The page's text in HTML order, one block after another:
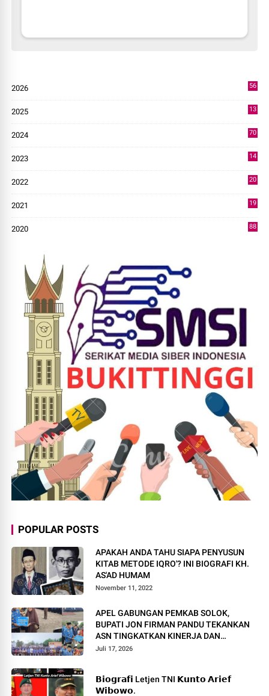
2026
56
2025
13
2024
70
2023
14
2022
20
2021
19
2020
88
POPULAR POSTS
APAKAH ANDA TAHU SIAPA PENYUSUN
KITAB METODE IQRO'? INI BIOGRAFI KH.
AS'AD HUMAM
November 11, 2022
APEL GABUNGAN PEMKAB SOLOK,
BUPATI JON FIRMAN PANDU TEKANKAN
ASN TINGKATKAN KINERJA DAN
PELAYANAN MASYARAKAT.
Juli 17, 2026
𝗕𝗶𝗼𝗴𝗿𝗮𝗳𝗶 Letjen TNI 𝗞𝘂𝗻𝘁𝗼 𝗔𝗿𝗶𝗲𝗳
𝗪𝗶𝗯𝗼𝘄𝗼.